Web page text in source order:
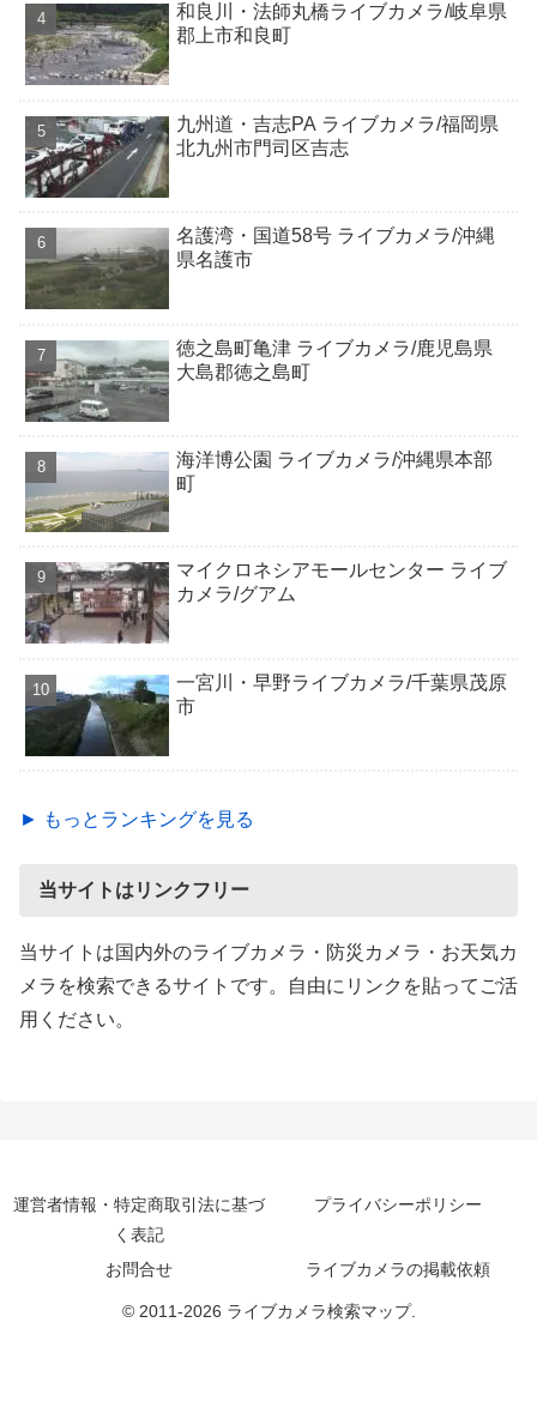
和良川・法師丸橋ライブカメラ/岐阜県
郡上市和良町
九州道・吉志PA ライブカメラ/福岡県
北九州市門司区吉志
名護湾・国道58号 ライブカメラ/沖縄
県名護市
徳之島町亀津 ライブカメラ/鹿児島県
大島郡徳之島町
海洋博公園 ライブカメラ/沖縄県本部
町
マイクロネシアモールセンター ライブ
カメラ/グアム
一宮川・早野ライブカメラ/千葉県茂原
市
► もっとランキングを見る
当サイトはリンクフリー
当サイトは国内外のライブカメラ・防災カメラ・お天気カ
メラを検索できるサイトです。自由にリンクを貼ってご活
用ください。
運営者情報・特定商取引法に基づ
く表記
プライバシーポリシー
お問合せ ライブカメラの掲載依頼
© 2011-2026 ライブカメラ検索マップ.